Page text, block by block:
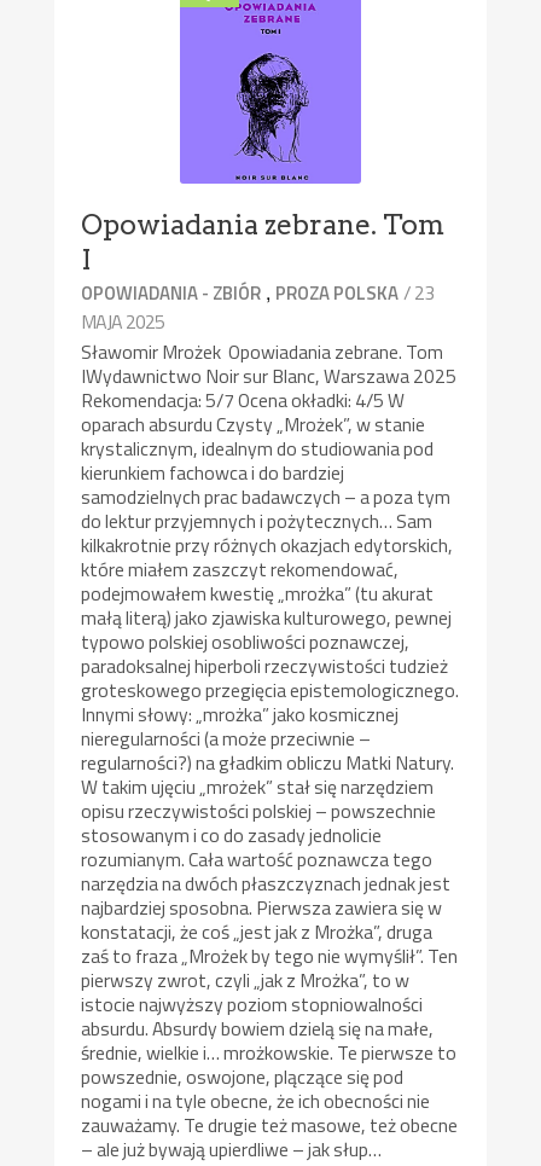
Opowiadania zebrane. Tom
I
OPOWIADANIA - ZBIÓR , PROZA POLSKA/ 23
MAJA 2025
Sławomir Mrożek Opowiadania zebrane. Tom
IWydawnictwo Noir sur Blanc, Warszawa 2025
Rekomendacja: 5/7 Ocena okładki: 4/5 W
oparach absurdu Czysty „Mrożek”, w stanie
krystalicznym, idealnym do studiowania pod
kierunkiem fachowca i do bardziej
samodzielnych prac badawczych – a poza tym
do lektur przyjemnych i pożytecznych… Sam
kilkakrotnie przy różnych okazjach edytorskich,
które miałem zaszczyt rekomendować,
podejmowałem kwestię „mrożka” (tu akurat
małą literą) jako zjawiska kulturowego, pewnej
typowo polskiej osobliwości poznawczej,
paradoksalnej hiperboli rzeczywistości tudzież
groteskowego przegięcia epistemologicznego.
Innymi słowy: „mrożka” jako kosmicznej
nieregularności (a może przeciwnie –
regularności?) na gładkim obliczu Matki Natury.
W takim ujęciu „mrożek” stał się narzędziem
opisu rzeczywistości polskiej – powszechnie
stosowanym i co do zasady jednolicie
rozumianym. Cała wartość poznawcza tego
narzędzia na dwóch płaszczyznach jednak jest
najbardziej sposobna. Pierwsza zawiera się w
konstatacji, że coś „jest jak z Mrożka”, druga
zaś to fraza „Mrożek by tego nie wymyślił”. Ten
pierwszy zwrot, czyli „jak z Mrożka”, to w
istocie najwyższy poziom stopniowalności
absurdu. Absurdy bowiem dzielą się na małe,
średnie, wielkie i… mrożkowskie. Te pierwsze to
powszednie, oswojone, plączące się pod
nogami i na tyle obecne, że ich obecności nie
zauważamy. Te drugie też masowe, też obecne
– ale już bywają upierdliwe – jak słup…